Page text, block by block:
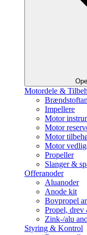
Motordele &
Impellere
Motor
Motor
Motor
Motor
Propeller
Slanger &
Offeranoder
Aluanoder
Anode kit
Bovpropel
Propel, drev
Zink-/alu
Styring & Kontrol